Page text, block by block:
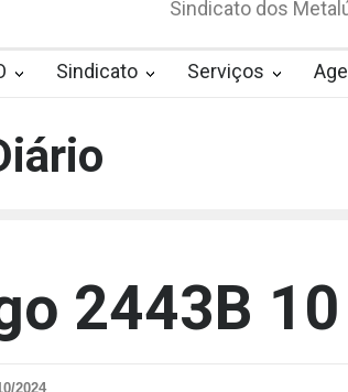
Sindicato dos
Sindicato Serviços
2443B
2024